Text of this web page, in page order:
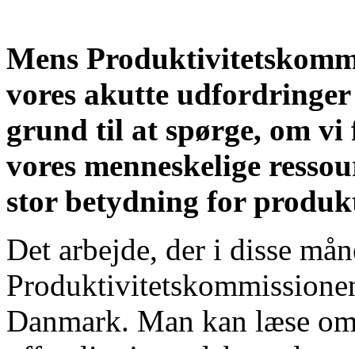
Mens
vores akutte
grund til at spørge, om
vores menneskelige
stor betydning for
Det arbejde, der i disse
Danmark. Man kan læse